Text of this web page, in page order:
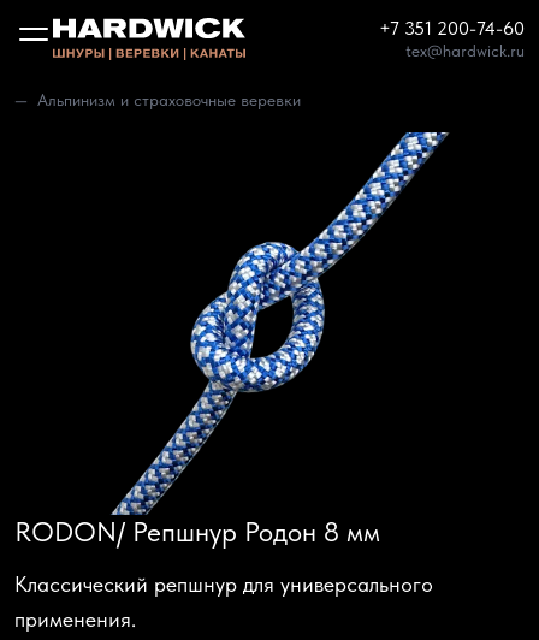
+7 351 200-74-60
tex@hardwick.ru
Альпинизм и страховочные веревки
RODON/ Репшнур Родон 8 мм
Классический репшнур для универсального
применения.